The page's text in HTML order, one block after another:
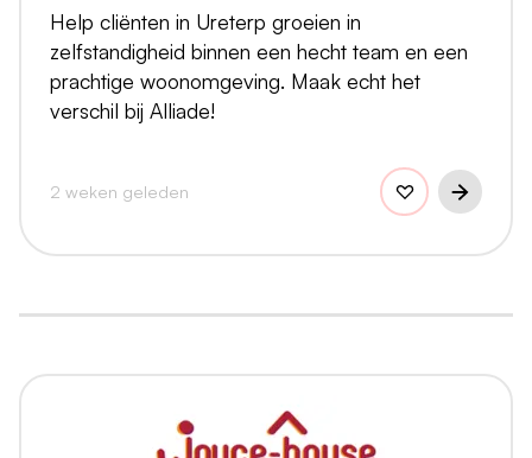
Help cliënten in Ureterp groeien in
zelfstandigheid binnen een hecht team en een
prachtige woonomgeving. Maak echt het
verschil bij Alliade!
2 weken geleden